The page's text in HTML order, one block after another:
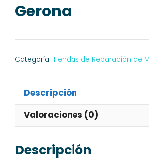
Gerona
Categoría: Tiendas de Reparación de
Descripción
Valoraciones (0)
Descripción